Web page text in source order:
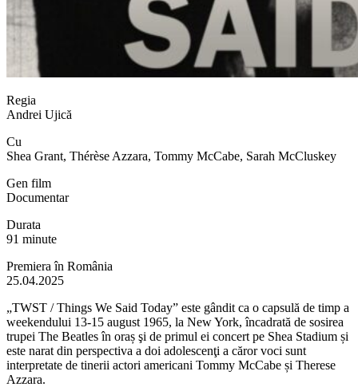
Regia
Andrei Ujică
Cu
Shea Grant, Thérèse Azzara, Tommy McCabe, Sarah McCluskey
Gen film
Documentar
Durata
91 minute
Premiera în România
25.04.2025
„TWST / Things We Said Today” este gândit ca o capsulă de timp a
weekendului 13-15 august 1965, la New York, încadrată de sosirea
trupei The Beatles în oraș şi de primul ei concert pe Shea Stadium și
este narat din perspectiva a doi adolescenţi a căror voci sunt
interpretate de tinerii actori americani Tommy McCabe și Therese
Azzara.